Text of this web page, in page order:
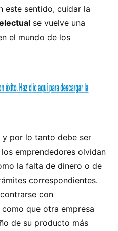
este sentido, cuidar la
se vuelve una
el mundo de los
y por lo tanto debe ser
emprendedores olvidan
la falta de dinero o de
correspondientes.
con
que otra empresa
de su producto más